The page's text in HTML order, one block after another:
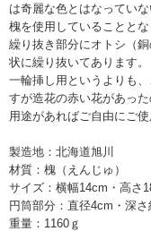
は奇麗な色とはなってい
槐を使用していることとな
繰り抜き部分にオトシ（
状に繰り抜いてあります。
一輪挿し用というよりも
すが造花の赤い花があっ
用途があればご自由にご
製造地：北海道旭川
材質：槐（えんじゅ）
サイズ：横幅14cm・高さ
円筒部分：直径4cm・深さ
重量：1160ｇ